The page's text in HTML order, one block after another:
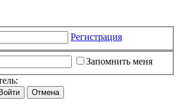
Регистрация
Запомнить меня
Отмена